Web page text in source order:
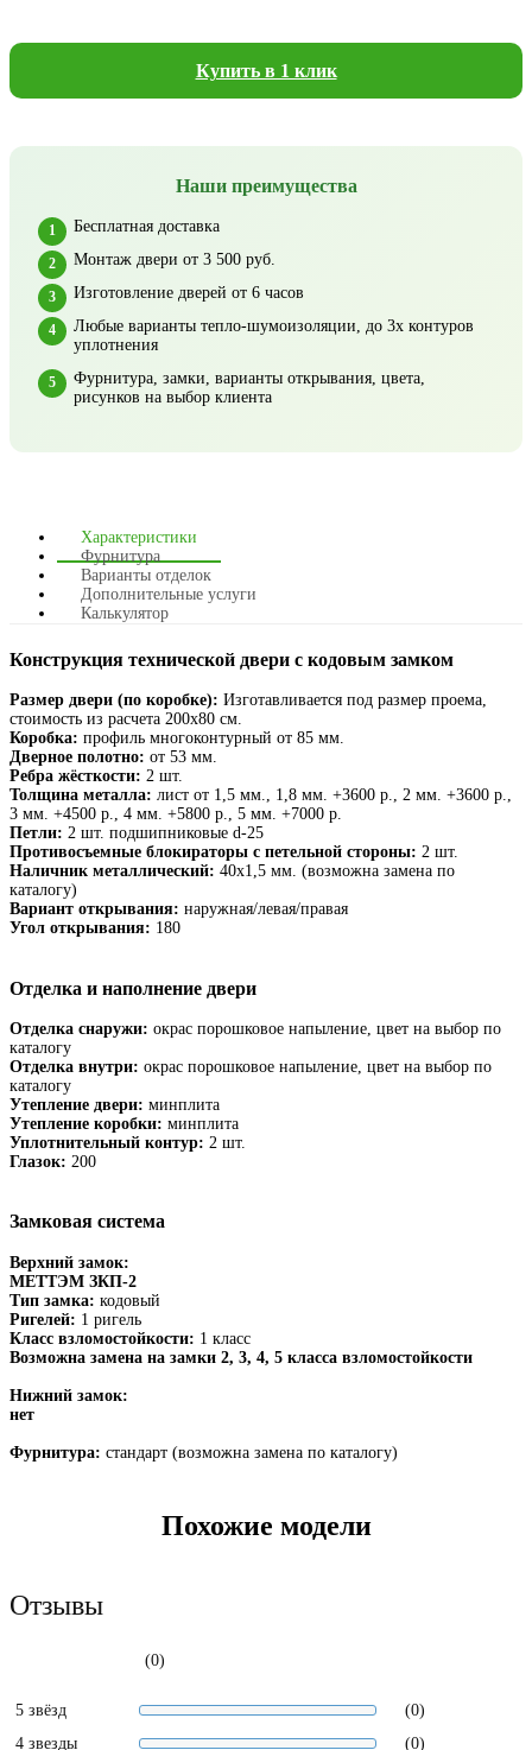
Купить в 1 клик
Наши преимущества
Бесплатная доставка
Монтаж двери от 3 500 руб.
Изготовление дверей от 6 часов
Любые варианты тепло-шумоизоляции, до 3х контуров
уплотнения
Фурнитура, замки, варианты открывания, цвета,
рисунков на выбор клиента
Характеристики
Фурнитура
Варианты отделок
Дополнительные услуги
Калькулятор
Конструкция технической двери с кодовым замком
Размер двери (по коробке): Изготавливается под размер проема,
стоимость из расчета 200х80 см.
Коробка: профиль многоконтурный от 85 мм.
Дверное полотно: от 53 мм.
Ребра жёсткости: 2 шт.
Толщина металла: лист от 1,5 мм., 1,8 мм. +3600 р., 2 мм. +3600 р.,
3 мм. +4500 р., 4 мм. +5800 р., 5 мм. +7000 р.
Петли: 2 шт. подшипниковые d-25
Противосъемные блокираторы с петельной стороны: 2 шт.
Наличник металлический: 40х1,5 мм. (возможна замена по
каталогу)
Вариант открывания: наружная/левая/правая
Угол открывания: 180
Отделка и наполнение двери
Отделка снаружи: окрас порошковое напыление, цвет на выбор по
каталогу
Отделка внутри: окрас порошковое напыление, цвет на выбор по
каталогу
Утепление двери: минплита
Утепление коробки: минплита
Уплотнительный контур: 2 шт.
Глазок: 200
Замковая система
Верхний замок:
МЕТТЭМ ЗКП-2
Тип замка: кодовый
Ригелей: 1 ригель
Класс взломостойкости: 1 класс
Возможна замена на замки 2, 3, 4, 5 класса взломостойкости
Нижний замок:
нет
Фурнитура: стандарт (возможна замена по каталогу)
Похожие модели
Отзывы
(0)
5 звёзд
(0)
4 звезды
(0)